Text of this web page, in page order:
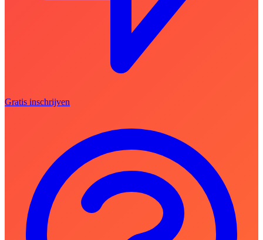
Gratis inschrijven